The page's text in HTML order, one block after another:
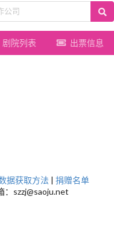
剧院列表 出票信息
据获取方法 | 捐赠名单
szzj@saoju.net